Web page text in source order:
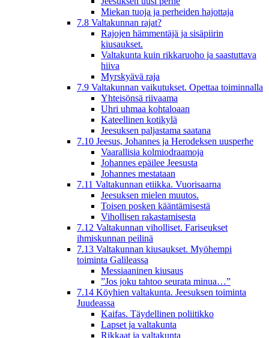
Miekan tuoja ja perheiden hajottaja
7.8 Valtakunnan rajat?
Rajojen hämmentäjä ja sisäpiirin
kiusaukset.
Valtakunta kuin rikkaruoho ja saastuttava
hiiva
Myrskyävä raja
7.9 Valtakunnan vaikutukset. Opettaa toiminnalla
Yhteisönsä riivaama
Uhri uhmaa kohtaloaan
Kateellinen kotikylä
Jeesuksen paljastama saatana
7.10 Jeesus, Johannes ja Herodeksen uusperhe
Vaarallisia kolmiodraamoja
Johannes epäilee Jeesusta
Johannes mestataan
7.11 Valtakunnan etiikka. Vuorisaarna
Jeesuksen mielen muutos.
Toisen posken kääntämisestä
Vihollisen rakastamisesta
7.12 Valtakunnan viholliset. Fariseukset
ihmiskunnan peilinä
7.13 Valtakunnan kiusaukset. Myöhempi
toiminta Galileassa
Messiaaninen kiusaus
”Jos joku tahtoo seurata minua…”
7.14 Köyhien valtakunta. Jeesuksen toiminta
Juudeassa
Kaifas. Täydellinen poliitikko
Lapset ja valtakunta
Rikkaat ja valtakunta